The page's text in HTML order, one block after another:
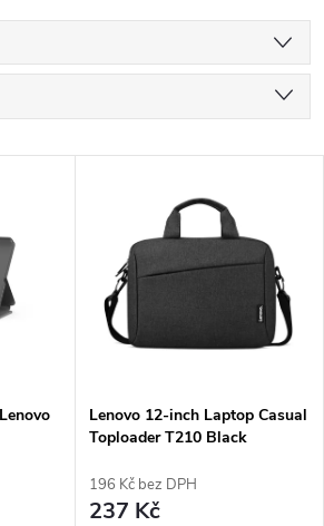
Lenovo 12-inch Laptop Casual
Toploader T210 Black
196 Kč bez DPH
237 Kč